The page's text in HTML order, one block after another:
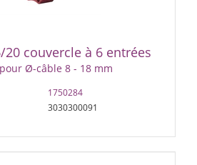
20 couvercle à 6 entrées
Ø-câble 8 - 18 mm
1750284
3030300091